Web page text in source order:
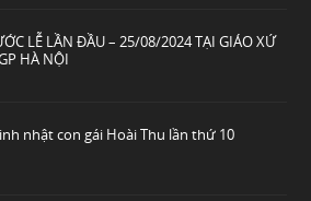
LỄ LẦN ĐẦU – 25/08/2024 TẠI GIÁO XỨ
HÀ NỘI
nhật con gái Hoài Thu lần thứ 10